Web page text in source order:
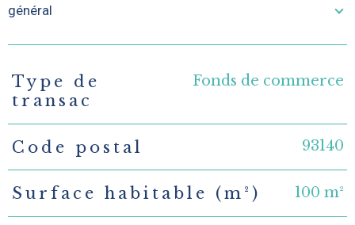
général
TRAD_PAMPERO_Caracteristique Valeurs
Type de
transac
Fonds de commerce
Code postal 93140
Surface habitable (m²) 100 m²